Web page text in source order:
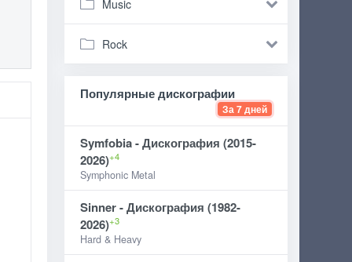
Music
Rock
Популярные дискографии
За 7 дней
Symfobia - Дискография (2015-
2026)+4
Symphonic Metal
Sinner - Дискография (1982-
2026)+3
Hard & Heavy